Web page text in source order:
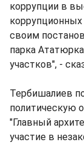
коррупции в
своим
парка
участков", -
Тербишалиев
политическую
"Главный
участие в